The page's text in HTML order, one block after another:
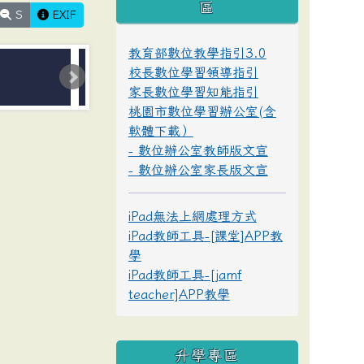
S EXIF
區
教育部數位教學指引3.0
校長數位學習領導指引
家長數位學習知能指引
桃園市數位學習辦公室(含
軟體下載）
- 數位辦公室教師版文宣
- 數位辦公室家長版文宣
iPad無法上網處理方式
iPad教師工具-[課堂]APP教
學
iPad教師工具-[jamf
teacher]APP教學
升學專區